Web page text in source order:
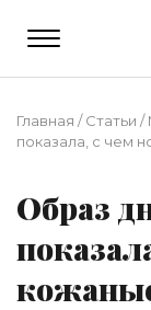
Главная /Статьи /
показала, с чем
Образ